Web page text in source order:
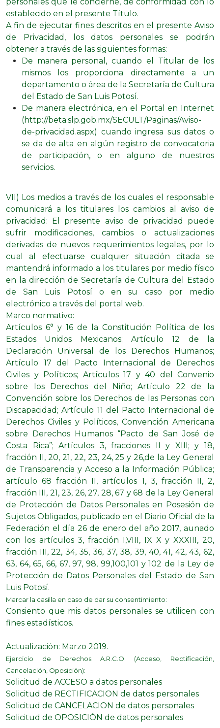
establecido en el presente Título.
A fin de ejecutar fines descritos en el presente Aviso
de Privacidad, los datos personales se podrán
obtener a través de las siguientes formas:
De manera personal, cuando el Titular de los
mismos los proporciona directamente a un
departamento o área de la Secretaría de Cultura
del Estado de San Luis Potosí.
De manera electrónica, en el Portal en Internet
(http://beta.slp.gob.mx/SECULT/Paginas/Aviso-
de-privacidad.aspx) cuando ingresa sus datos o
se da de alta en algún registro de convocatoria
de participación, o en alguno de nuestros
servicios.
VII) Los medios a través de los cuales el responsable
comunicará a los titulares los cambios al aviso de
privacidad: El presente aviso de privacidad puede
sufrir modificaciones, cambios o actualizaciones
derivadas de nuevos requerimientos legales, por lo
cual al efectuarse cualquier situación citada se
mantendrá informado a los titulares por medio físico
en la dirección de Secretaría de Cultura del Estado
de San Luis Potosí o en su caso por medio
electrónico a través del portal web.
Marco normativo:
Artículos 6° y 16 de la Constitución Política de los
Estados Unidos Mexicanos; Artículo 12 de la
Declaración Universal de los Derechos Humanos;
Artículo 17 del Pacto Internacional de Derechos
Civiles y Políticos; Artículos 17 y 40 del Convenio
sobre los Derechos del Niño; Artículo 22 de la
Convención sobre los Derechos de las Personas con
Discapacidad; Artículo 11 del Pacto Internacional de
Derechos Civiles y Políticos, Convención Americana
sobre Derechos Humanos “Pacto de San José de
Costa Rica”; Artículos 3, fracciones II y XIII; y 18,
fracción II, 20, 21, 22, 23, 24, 25 y 26,de la Ley General
de Transparencia y Acceso a la Información Pública;
artículo 68 fracción II, artículos 1, 3, fracción II, 2,
fracción III, 21, 23, 26, 27, 28, 67 y 68 de la Ley General
de Protección de Datos Personales en Posesión de
Sujetos Obligados, publicado en el Diario Oficial de la
Federación el día 26 de enero del año 2017, aunado
con los artículos 3, fracción I,VIII, IX X y XXXIII, 20,
fracción III, 22, 34, 35, 36, 37, 38, 39, 40, 41, 42, 43, 62,
63, 64, 65, 66, 67, 97, 98, 99,100,101 y 102 de la Ley de
Protección de Datos Personales del Estado de San
Luis Potosí.
Marcar la casilla en caso de dar su consentimiento:
Consiento que mis datos personales se utilicen con
fines estadísticos.
Actualización: Marzo 2019.​
Ejercicio de Derechos A.R.C.O. (Acceso, Rectificación,
Cancelación, Oposición):
Solicitud de ACCESO a datos personales
Solicitud de RECTIFICACION de datos personales
Solicitud de CANCELACION de datos personales
Solicitud de OPOSICIÓN de datos personales​